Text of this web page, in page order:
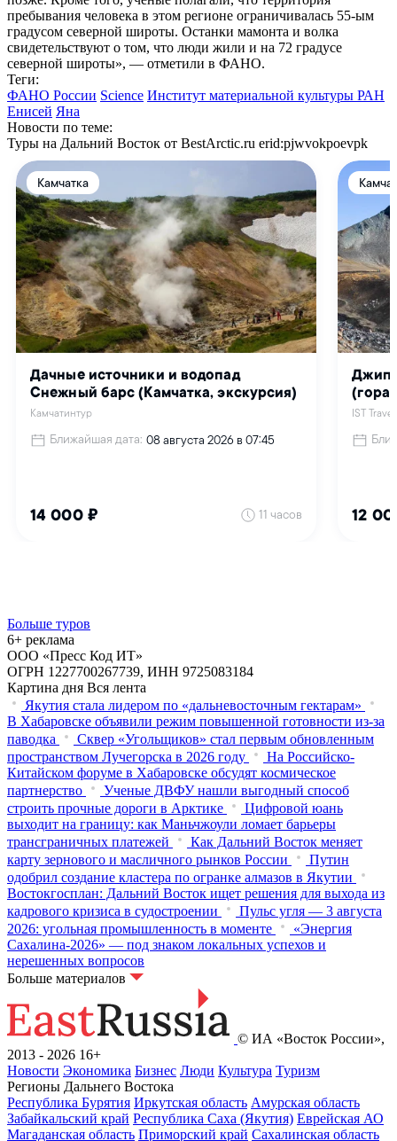
пребывания человека в этом регионе ограничивалась 55-ым
градусом северной широты. Останки мамонта и волка
свидетельствуют о том, что люди жили и на 72 градусе
северной широты», — отметили в ФАНО.
Теги:
ФАНО России Science Институт материальной культуры РАН
Енисей Яна
Новости по теме:
Туры на Дальний Восток от BestArctic.ru erid:pjwvokpoevpk
Больше туров
6+ реклама
ООО «Пресс Код ИТ»
ОГРН 1227700267739, ИНН 9725083184
Картина дня Вся лента
Якутия стала лидером по «дальневосточным гектарам»
В Хабаровске объявили режим повышенной готовности из‑за
паводка
Сквер «Угольщиков» стал первым обновленным
пространством Лучегорска в 2026 году
На Российско-
Китайском форуме в Хабаровске обсудят космическое
партнерство
Ученые ДВФУ нашли выгодный способ
строить прочные дороги в Арктике
Цифровой юань
выходит на границу: как Маньчжоули ломает барьеры
трансграничных платежей
Как Дальний Восток меняет
карту зернового и масличного рынков России
Путин
одобрил создание кластера по огранке алмазов в Якутии
Востокгосплан: Дальний Восток ищет решения для выхода из
кадрового кризиса в судостроении
Пульс угля — 3 августа
2026: угольная промышленность в моменте
«Энергия
Сахалина-2026» — под знаком локальных успехов и
нерешенных вопросов
Больше материалов
© ИА «Восток России»,
2013 - 2026 16+
Новости Экономика Бизнес Люди Культура Туризм
Регионы Дальнего Востока
Республика Бурятия Иркутская область Амурская область
Забайкальский край Республика Саха (Якутия) Еврейская АО
Магаданская область Приморский край Сахалинская область